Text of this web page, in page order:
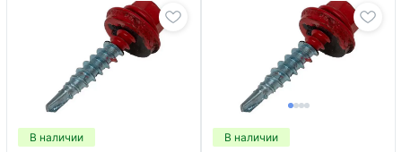
В наличии В наличии